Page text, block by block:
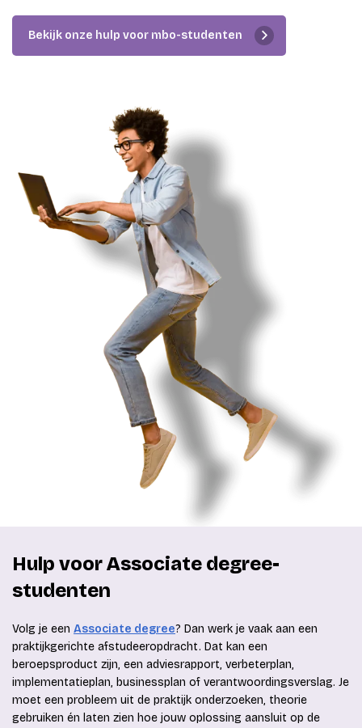
Bekijk onze hulp voor mbo-studenten
Hulp voor Associate degree-
studenten
Volg je een Associate degree? Dan werk je vaak aan een
praktijkgerichte afstudeeropdracht. Dat kan een
beroepsproduct zijn, een adviesrapport, verbeterplan,
implementatieplan, businessplan of verantwoordingsverslag. Je
moet een probleem uit de praktijk onderzoeken, theorie
gebruiken én laten zien hoe jouw oplossing aansluit op de